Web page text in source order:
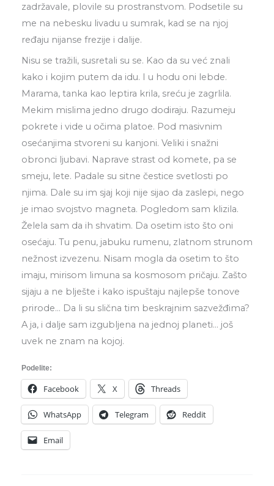
zadržavale, plovile su prostranstvom. Podsetile su
me na nebesku livadu u sumrak, kad se na njoj
ređaju nijanse frezije i dalije.
Nisu se tražili, susretali su se. Kao da su već znali
kako i kojim putem da idu. I u hodu oni lebde.
Marama, tanka kao leptira krila, sreću je zagrlila.
Mekim mislima jedno drugo dodiraju. Razumeju
pokrete i vide u očima platoe. Pod masivnim
osećanjima stvoreni su kanjoni. Veliki i snažni
obronci ljubavi. Naprave strast od komete, pa se
smeju, lete. Padale su sitne čestice svetlosti po
njima. Dale su im sjaj koji nije sijao da zaslepi, nego
je imao svojstvo magneta. Pogledom sam klizila.
Želela sam da ih shvatim. Da osetim isto što oni
osećaju. Tu penu, jabuku rumenu, zlatnom strunom
nežnost izvezenu. Nisam mogla da osetim to što
imaju, mirisom limuna sa kosmosom pričaju. Zašto
sijaju a ne blješte i kako ispuštaju najlepše tonove
prirode… Da li su slična tim beskrajnim sazvežđima?
A ja, i dalje sam izgubljena na jednoj planeti… još
uvek ne znam na kojoj.
Podelite:
Facebook X Threads
WhatsApp Telegram Reddit
Email